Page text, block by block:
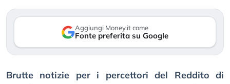
Aggiungi Money.it come
Fonte preferita su Google
Brutte notizie per i percettori del Reddito di